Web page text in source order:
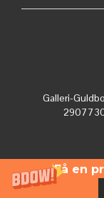
Få en
Galleri-